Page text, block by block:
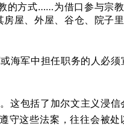
的方式……为借口参与宗
屋、外屋、谷仓、院子
海军中担任职务的人必须
这包括了加尔文主义浸信
守这些法案，往往会被处